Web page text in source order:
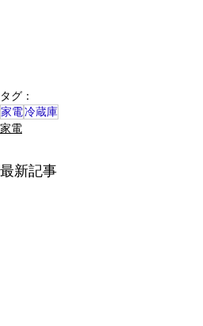
タグ：
家電冷蔵庫
家電
最新記事